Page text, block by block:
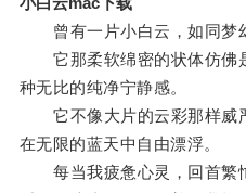
曾有一片小白云，如同梦幻
它那柔软绵密的状体仿佛
种无比的纯净宁静感。
它不像大片的云彩那样威
在无限的蓝天中自由漂浮。
每当我疲惫心灵，回首繁